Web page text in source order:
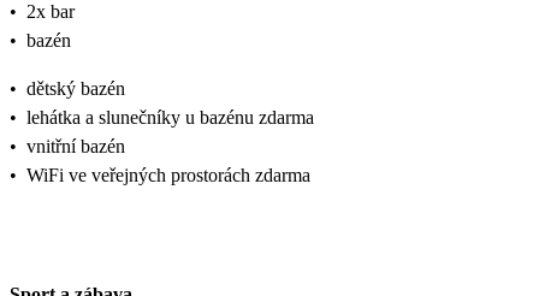
• 2x bar
• bazén
• dětský bazén
• lehátka a slunečníky u bazénu zdarma
• vnitřní bazén
• WiFi ve veřejných prostorách zdarma